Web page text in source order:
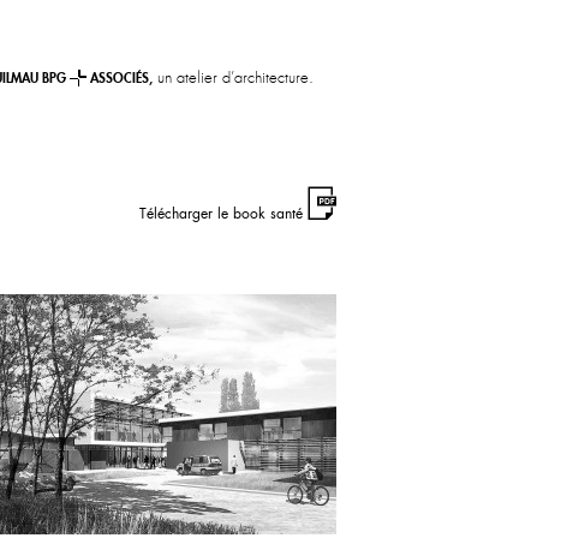
BPG ASSOCIÉS, un atelier d’architecture.
Télécharger le book santé
HÔPITAL DE
SUR-
MER
Charente Maritime